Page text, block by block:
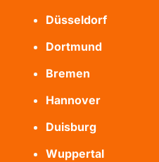
Düsseldorf
Dortmund
Bremen
Hannover
Duisburg
Wuppertal